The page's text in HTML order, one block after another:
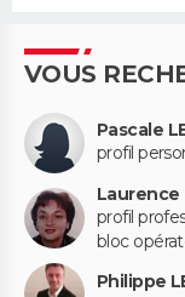
VOUS
Pascale
profil
Laurence
profil
bloc
Philippe